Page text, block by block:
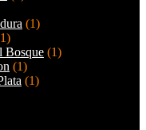
(1)
Bosque (1)
(1)
(1)